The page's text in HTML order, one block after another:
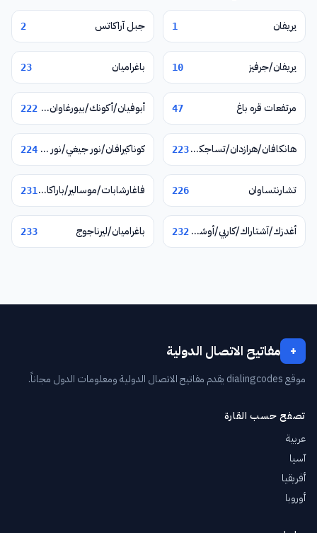
يريفان 1 جبل آراكاتس 2
يريفان/جرفيز 10 باغراميان 23
مرتفعات قره باغ 47 أبوفيان/أكونك/بيورغاوان/نور غيوغ/فيرين بتغني 222
هانكافان/هرازدان/تساجكادزور223 كوناكيرافان/نور جيغي/نور هاتشن/يغوارد 224
تشارنتساوان 226 فاغارشابات/موسالير/باراكار/زفارتنوتس 231
أغدزك/آشتاراك/كاربي/أوشاكان 232 باغراميان/ليرناجوج 233
+ مفاتيح الاتصال الدولية
موقع dialingcodes يقدم مفاتيح الاتصال الدولية ومعلومات الدول مجاناً.
تصفح حسب القارة
عربية
آسيا
أفريقيا
أوروبا